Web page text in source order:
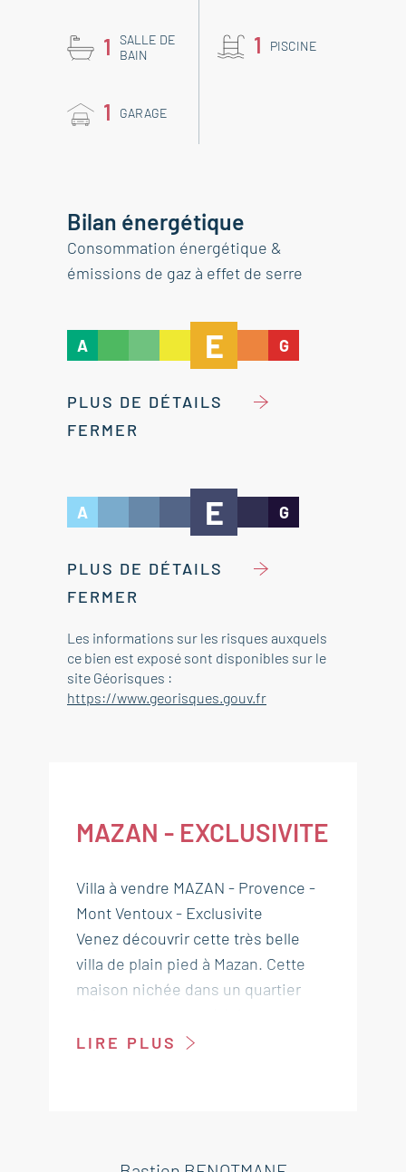
1
SALLE DE
BAIN
1 PISCINE
1 GARAGE
Bilan énergétique
Consommation énergétique &
émissions de gaz à effet de serre
A E G
PLUS DE DÉTAILS
FERMER
A E G
PLUS DE DÉTAILS
FERMER
Les informations sur les risques auxquels
ce bien est exposé sont disponibles sur le
site Géorisques :
https://www.georisques.gouv.fr
MAZAN - EXCLUSIVITE
Villa à vendre MAZAN - Provence -
Mont Ventoux - Exclusivite
Venez découvrir cette très belle
villa de plain pied à Mazan. Cette
maison nichée dans un quartier
emplacement proche du village,
construction rénové en 2017 offre
LIRE PLUS